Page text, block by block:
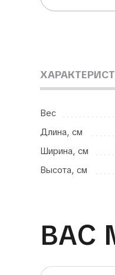
Вес
Длина, см
Ширина, см
Высота, см
ВАС